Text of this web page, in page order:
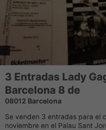
3 Entradas Lady
Barcelona 8 de
08012 Barcelona
Se venden 3 entradas para el
noviembre en el Palau Sant